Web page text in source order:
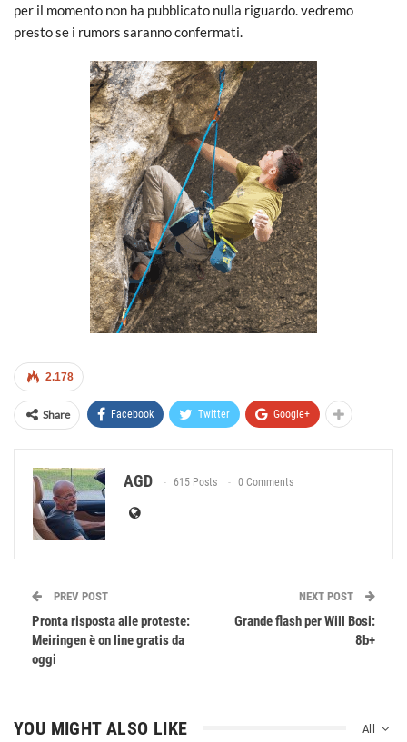
per il momento non ha pubblicato nulla riguardo. vedremo
presto se i rumors saranno confermati.
2.178
Share Facebook Twitter Google+
AGD 615 Posts 0 Comments
PREV POST
Pronta risposta alle proteste:
Meiringen è on line gratis da
oggi
NEXT POST
Grande flash per Will Bosi:
8b+
All
YOU MIGHT ALSO LIKE